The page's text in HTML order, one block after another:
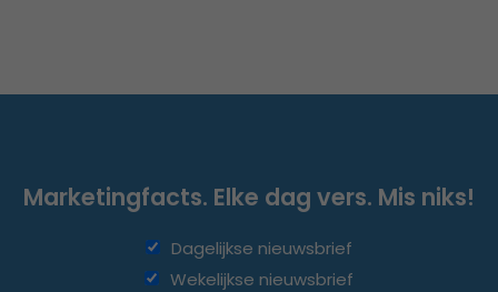
Marketingfacts. Elke dag vers. Mis niks!
Dagelijkse nieuwsbrief
Wekelijkse nieuwsbrief